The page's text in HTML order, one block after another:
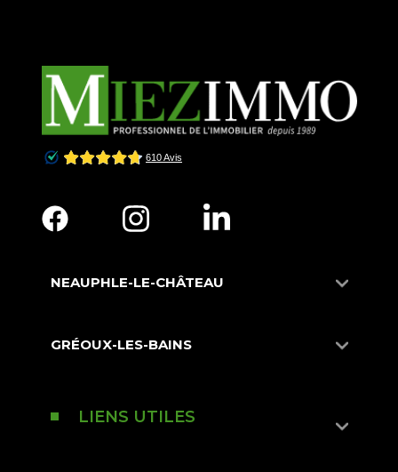
NEAUPHLE-LE-CHÂTEAU
GRÉOUX-LES-BAINS
LIENS UTILES